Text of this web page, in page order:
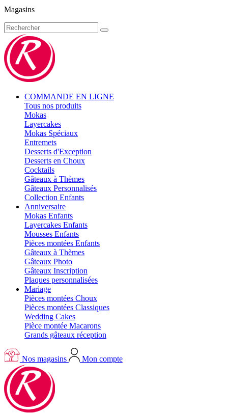
Magasins
COMMANDE EN LIGNE
Tous nos produits
Mokas
Layercakes
Mokas Spéciaux
Entremets
Desserts d'Exception
Desserts en Choux
Cocktails
Gâteaux à Thèmes
Gâteaux Personnalisés
Collection Enfants
Anniversaire
Mokas Enfants
Layercakes Enfants
Mousses Enfants
Pièces montées Enfants
Gâteaux à Thèmes
Gâteaux Photo
Gâteaux Inscription
Plaques personnalisées
Mariage
Pièces montées Choux
Pièces montées Classiques
Wedding Cakes
Pièce montée Macarons
Grands gâteaux réception
Nos magasins Mon compte